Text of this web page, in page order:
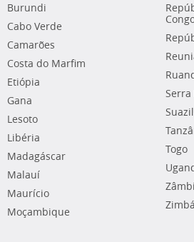
Burundi
Cabo Verde
Camarões
Costa do Marfim
Etiópia
Gana
Lesoto
Libéria
Madagáscar
Malauí
Maurício
Moçambique
Serra
Togo